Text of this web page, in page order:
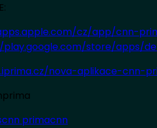
cz/app/cnn-
store/apps/
nova-aplikace-cnn-
cnn primacnn